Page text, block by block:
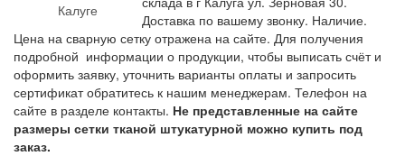
Доставка по вашему звонку. Наличие.
Цена на сварную сетку отражена на сайте. Для получения
подробной информации о продукции, чтобы выписать счёт и
оформить заявку, уточнить варианты оплаты и запросить
сертификат обратитесь к нашим менеджерам. Телефон на
сайте в разделе контакты. Не представленные на сайте
размеры сетки тканой штукатурной можно купить под
заказ.